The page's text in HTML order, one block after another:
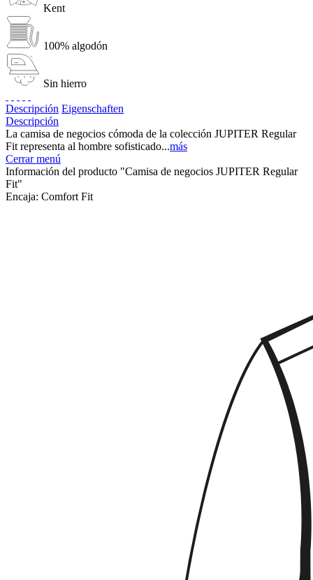
Kent
100% algodón
Sin hierro
Descripción Eigenschaften
Descripción
La camisa de negocios cómoda de la colección JUPITER Regular
Fit representa al hombre sofisticado...más
Cerrar menú
Información del producto "Camisa de negocios JUPITER Regular
Fit"
Encaja: Comfort Fit